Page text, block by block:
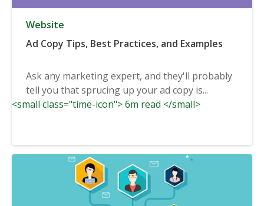
Website
Ad Copy Tips, Best Practices, and Examples
Ask any marketing expert, and they'll probably
tell you that sprucing up your ad copy is...
<small class="time-icon"> 6m read </small>